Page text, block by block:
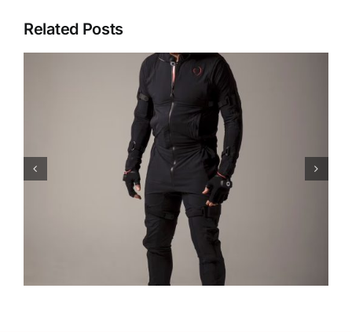
Related Posts
Intel RealSense D435i +
ArduPilot: เปลี่ยนโดรนประกอบ
ให้หลบสิ่งกีดขวางได้เอง
(Obstacle Avoidance)